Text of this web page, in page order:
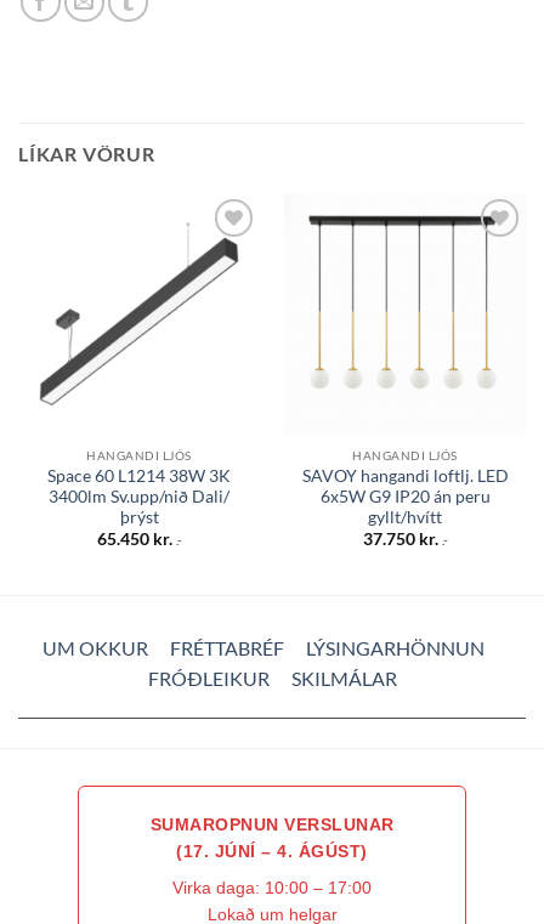
LÍKAR VÖRUR
Bæta á
óskalista
HANGANDI LJÓS
Space 60 L1214 38W 3K
3400lm Sv.upp/nið Dali/
þrýst
65.450 kr. .-
HANGANDI LJÓS
SAVOY hangandi loftlj. LED
6x5W G9 IP20 án peru
gyllt/hvítt
37.750 kr. .-
UM OKKUR FRÉTTABRÉF
LÝSINGARHÖNNUN
FRÓÐLEIKUR
SKILMÁLAR
SUMAROPNUN VERSLUNAR
(17. JÚNÍ – 4. ÁGÚST)
Virka daga: 10:00 – 17:00
Lokað um helgar